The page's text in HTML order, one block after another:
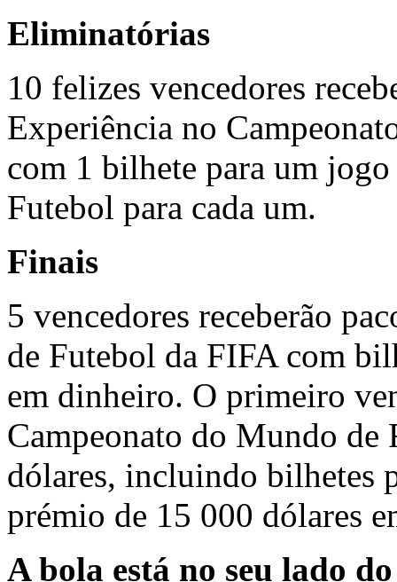
Eliminatórias
10 felizes vencedores
Experiência no
com 1 bilhete para um
Futebol para cada um.
Finais
5 vencedores receberão
de Futebol da FIFA com
em dinheiro. O primeiro
Campeonato do Mundo
dólares, incluindo bilhetes
prémio de 15 000 dólares
A bola está no seu lado